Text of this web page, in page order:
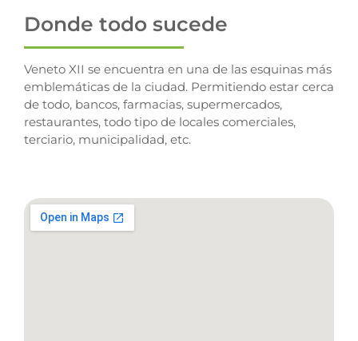
Donde todo sucede
Veneto XII se encuentra en una de las esquinas más
emblemáticas de la ciudad. Permitiendo estar cerca
de todo, bancos, farmacias, supermercados,
restaurantes, todo tipo de locales comerciales,
terciario, municipalidad, etc.